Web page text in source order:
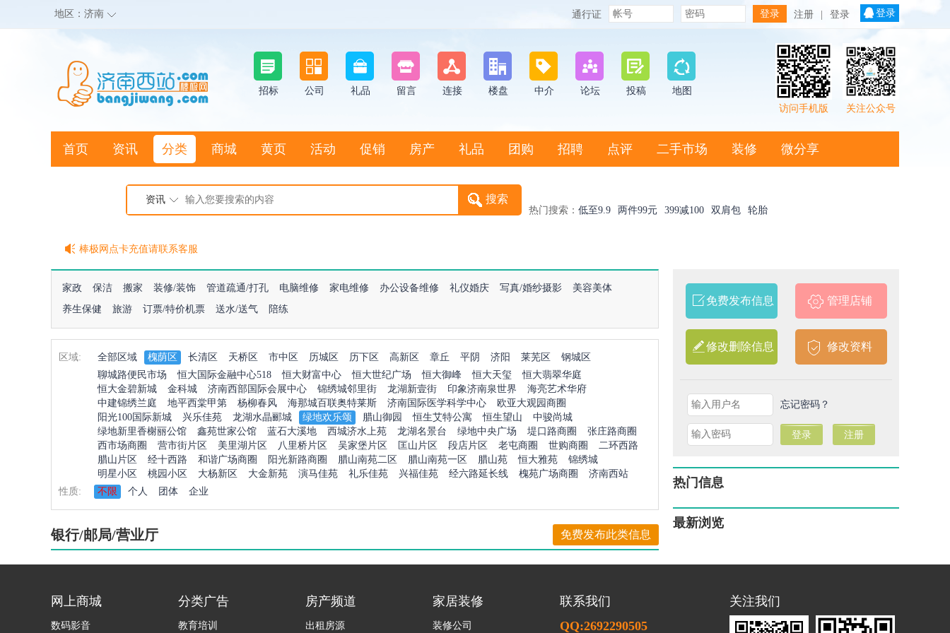
地区： 济南 通行证 注册 登录 登录
招标 公司 礼品 留言 连接 楼盘 中介 论坛 投稿
地图
关注公众号
访问手机版
首页 资讯 分类 商城 黄页 活动 促销 房产 礼品 团购 招聘 点评 二手市场 装修 微分享
资讯
热门搜索： 低至9.9 两件99元 399减100 双肩包 轮胎
棒极网点卡充值请联系客服
客服QQ:2692290505
充100送20
家政 保洁 搬家 装修/装饰 管道疏通/打孔 电脑维修 家电维修 办公设备维修 礼仪婚庆 写真/婚纱摄影
美容美体
养生保健
旅游 订票/特价机票 送水/送气 陪练
区域: 全部区域 槐荫区 长清区 天桥区 市中区 历城区 历下区 高新区 章丘 平阴 济阳 莱芜区
钢城区
聊城路便民市场
恒大国际金融中心518 恒大财富中心 恒大世纪广场 恒大御峰 恒大天玺
恒大翡翠华庭
恒大金碧新城
金科城 济南西部国际会展中心 锦绣城邻里街 龙湖新壹街 印象济南泉世界
海亮艺术华府
中建锦绣兰庭
地平西棠甲第 杨柳春风 海那城百联奥特莱斯 济南国际医学科学中心
欧亚大观园商圈
阳光100国际新城
兴乐佳苑 龙湖水晶郦城 绿地欢乐颂 腊山御园 恒生艾特公寓 恒生望山
中骏尚城
绿地新里香榭丽公馆
鑫苑世家公馆 蓝石大溪地 西城济水上苑 龙湖名景台 绿地中央广场 堤口路商圈
张庄路商圈
西市场商圈
营市街片区 美里湖片区 八里桥片区 吴家堡片区 匡山片区 段店片区 老屯商圈 世购商圈
二环西路
腊山片区
经十西路 和谐广场商圈 阳光新路商圈 腊山南苑二区 腊山南苑一区 腊山苑 恒大雅苑
锦绣城
明星小区
桃园小区 大杨新区 大金新苑 演马佳苑 礼乐佳苑 兴福佳苑 经六路延长线 槐苑广场商圈
济南西站
性质:
不限 个人 团体 企业
银行/邮局/营业厅 免费发布此类信息
免费发布信息 管理店铺
修改删除信息 修改资料
忘记密码？
热门信息
最新浏览
网上商城
数码影音
分类广告
教育培训
房产频道
出租房源
家居装修
装修公司
联系我们
QQ:2692290505
关注我们